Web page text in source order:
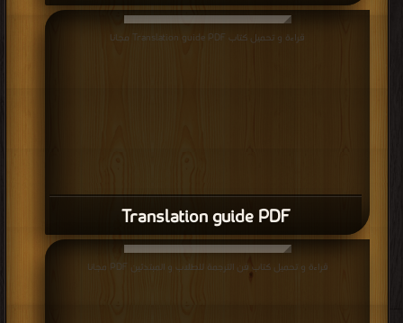
Translation guide PDF
قراءة و تحميل كتاب Translation guide PDF مجانا
قراءة و تحميل كتاب فن الترجمة للطلاب و المبتدئين PDF مجانا